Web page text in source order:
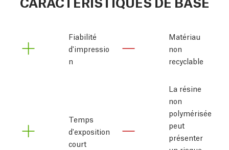
Fiabilité
d'impressio
n
Matériau
non
recyclable
Temps
d'exposition
court
La résine
non
polymérisée
peut
présenter